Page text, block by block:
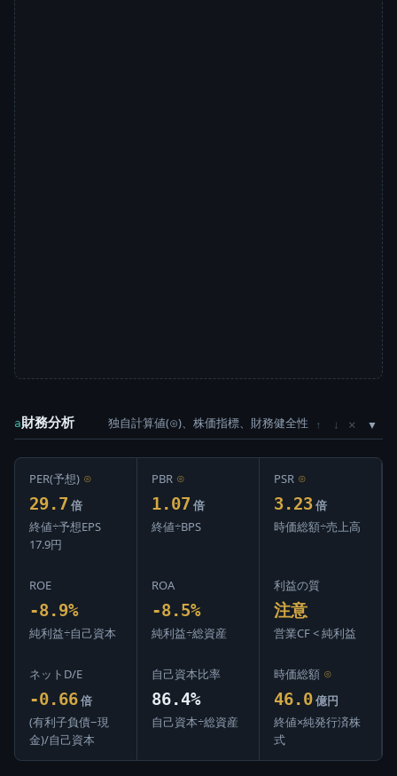
a財務分析 独自計算値(⊙)、株価指標、財務健全性 ↑ ↓ ×
PER(予想) ⊙
29.7 倍
終値÷予想EPS
17.9円
PBR ⊙
1.07 倍
終値÷BPS
PSR ⊙
3.23 倍
時価総額÷売上高
ROE
-8.9%
純利益÷自己資本
ROA
-8.5%
純利益÷総資産
利益の質
注意
営業CF < 純利益
ネットD/E
-0.66 倍
(有利子負債−現
金)/自己資本
自己資本比率
86.4%
自己資本÷総資産
時価総額 ⊙
46.0 億円
終値×純発行済株
式